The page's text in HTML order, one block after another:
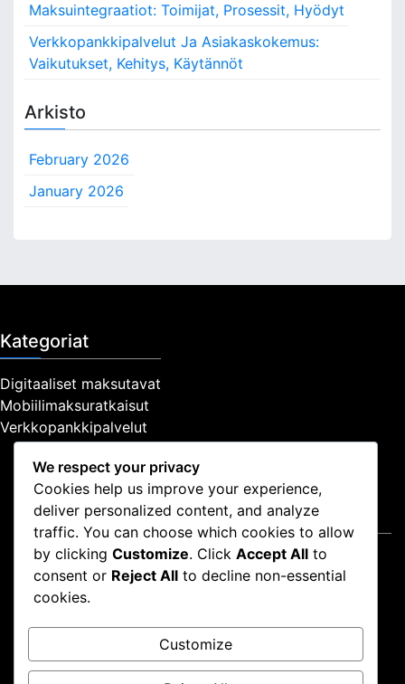
Maksuintegraatiot: Toimijat, Prosessit, Hyödyt
Verkkopankkipalvelut Ja Asiakaskokemus:
Vaikutukset, Kehitys, Käytännöt
Arkisto
February 2026
January 2026
Kategoriat
Digitaaliset maksutavat
Mobiilimaksuratkaisut
Verkkopankkipalvelut
Oikeudellinen
Ota yhteyttä
Tietosuojapolitiikka
Käyttöehdot
Keitä olemme
We respect your privacy
Cookies help us improve your experience,
deliver personalized content, and analyze
traffic. You can choose which cookies to allow
by clicking Customize. Click Accept All to
consent or Reject All to decline non-essential
cookies.
Customize